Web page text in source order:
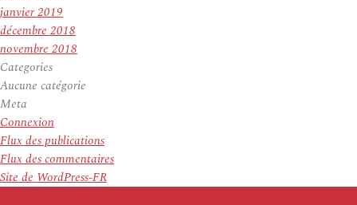
janvier 2019
décembre 2018
novembre 2018
Categories
Aucune catégorie
Meta
Connexion
Flux des publications
Flux des commentaires
Site de WordPress-FR